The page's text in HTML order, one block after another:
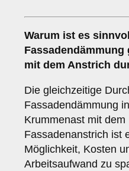
Warum ist es
Fassadendämmung
mit dem Anstrich
Die gleichzeitige
Fassadendämmung
Krummenast mit dem
Fassadenanstrich ist
Möglichkeit, Kosten
Arbeitsaufwand zu